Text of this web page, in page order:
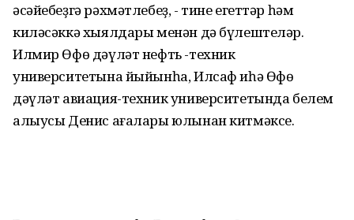
әсәйебеҙгә рәхмәтлебеҙ, - тине егеттәр һәм
киләсәккә хыялдары менән дә бүлештеләр.
Илмир Өфө дәүләт нефть -техник
университетына йыйынһа, Илсаф иһә Өфө
дәүләт авиация-техник университетында белем
алыусы Денис ағалары юлынан китмәксе.